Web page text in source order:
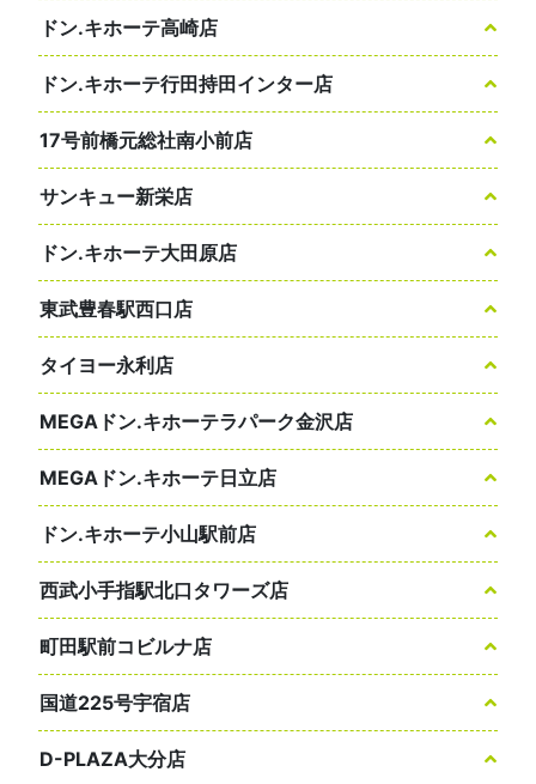
ドン.キホーテ高崎店
ドン.キホーテ行田持田インター店
17号前橋元総社南小前店
サンキュー新栄店
ドン.キホーテ大田原店
東武豊春駅西口店
タイヨー永利店
MEGAドン.キホーテラパーク金沢店
MEGAドン.キホーテ日立店
ドン.キホーテ小山駅前店
西武小手指駅北口タワーズ店
町田駅前コビルナ店
国道225号宇宿店
D-PLAZA大分店